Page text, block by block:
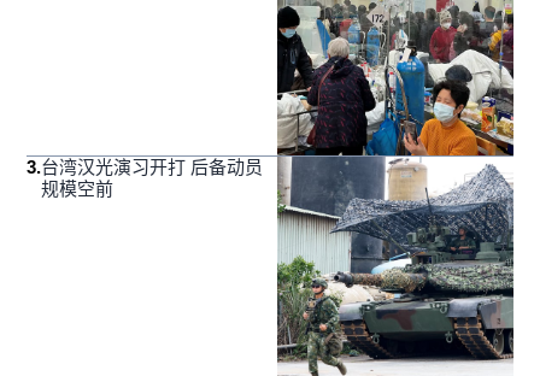
3.台湾汉光演习开打 后备动员
规模空前